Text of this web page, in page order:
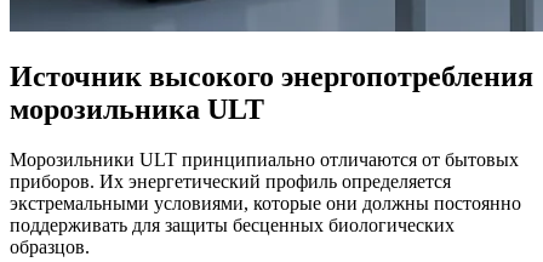
Источник высокого энергопотребления
морозильника ULT
Морозильники ULT принципиально отличаются от бытовых
приборов. Их энергетический профиль определяется
экстремальными условиями, которые они должны постоянно
поддерживать для защиты бесценных биологических
образцов.